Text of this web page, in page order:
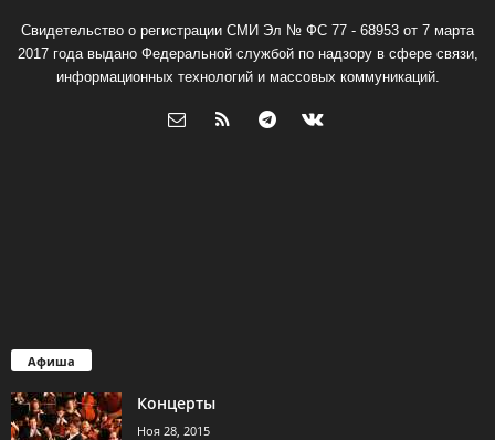
Свидетельство о регистрации СМИ Эл № ФС 77 - 68953 от 7 марта
2017 года выдано Федеральной службой по надзору в сфере связи,
информационных технологий и массовых коммуникаций.
Афиша
Концерты
Ноя 28, 2015